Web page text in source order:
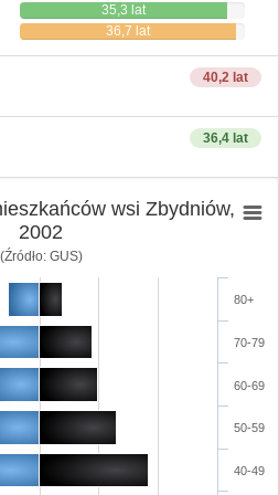
35,3 lat
36,7 lat
40,2 lat
36,4 lat
wsi Zbydniów,
2002
(Źródło: GUS)
40-49
50-59
60-69
70-79
80+